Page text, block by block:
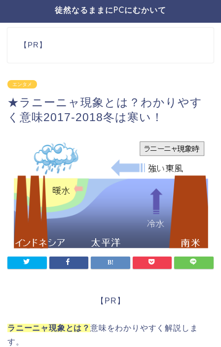
徒然なるままにPCにむかいて
【PR】
エンタメ
★ラニーニャ現象とは？わかりやす
く意味2017-2018冬は寒い！
【PR】
ラニーニャ現象とは？ 意味をわかりやすく解説しま
す。